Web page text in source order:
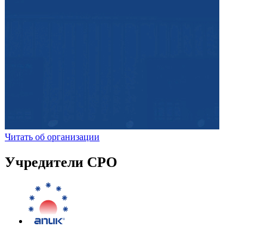
Читать об организации
Учредители СРО